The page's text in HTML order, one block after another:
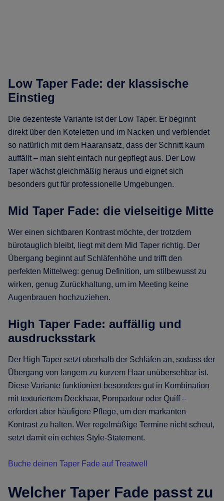
Low Taper Fade: der klassische
Einstieg
Die dezenteste Variante ist der Low Taper. Er beginnt
direkt über den Koteletten und im Nacken und verblendet
so natürlich mit dem Haaransatz, dass der Schnitt kaum
auffällt – man sieht einfach nur gepflegt aus. Der Low
Taper wächst gleichmäßig heraus und eignet sich
besonders gut für professionelle Umgebungen.
Mid Taper Fade: die vielseitige Mitte
Wer einen sichtbaren Kontrast möchte, der trotzdem
bürotauglich bleibt, liegt mit dem Mid Taper richtig. Der
Übergang beginnt auf Schläfenhöhe und trifft den
perfekten Mittelweg: genug Definition, um stilbewusst zu
wirken, genug Zurückhaltung, um im Meeting keine
Augenbrauen hochzuziehen.
High Taper Fade: auffällig und
ausdrucksstark
Der High Taper setzt oberhalb der Schläfen an, sodass der
Übergang von langem zu kurzem Haar unübersehbar ist.
Diese Variante funktioniert besonders gut in Kombination
mit texturiertem Deckhaar, Pompadour oder Quiff –
erfordert aber häufigere Pflege, um den markanten
Kontrast zu halten. Wer regelmäßige Termine nicht scheut,
setzt damit ein echtes Style-Statement.
Buche deinen Taper Fade auf Treatwell
Welcher Taper Fade passt zu